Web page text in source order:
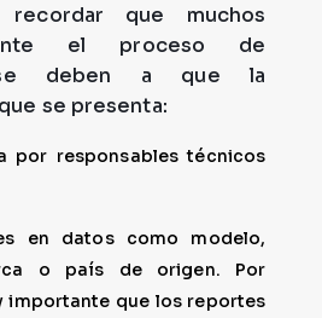
recordar que muchos
el proceso de
se deben a que la
se presenta:
por responsables técnicos
en datos como modelo,
o país de origen. Por
importante que los reportes